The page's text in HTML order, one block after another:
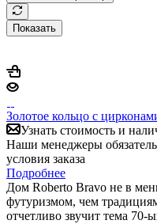
Показать
Золотое кольцо с
Узнать стоимость и
Наши менеджеры
условия заказа
Подробнее
Дом Roberto Bravo не в
футуризмом, чем
отчетливо звучит тема